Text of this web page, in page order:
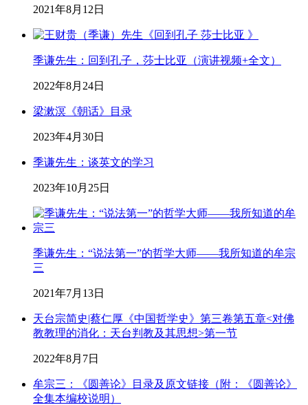
2021年8月12日
季谦先生：回到孔子，莎士比亚（演讲视频+全文）
2022年8月24日
梁漱溟《朝话》目录
2023年4月30日
季谦先生：谈英文的学习
2023年10月25日
季谦先生：“说法第一”的哲学大师——我所知道的牟宗
三
2021年7月13日
天台宗简史|蔡仁厚《中国哲学史》第三卷第五章<对佛
教教理的消化：天台判教及其思想>第一节
2022年8月7日
牟宗三：《圆善论》目录及原文链接（附：《圆善论》
全集本编校说明）